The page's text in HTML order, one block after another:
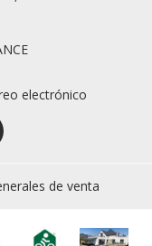
electrónico
de venta